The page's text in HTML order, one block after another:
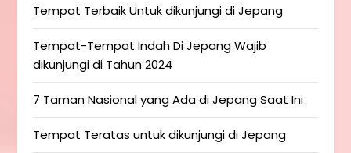
Tempat Terbaik Untuk dikunjungi di Jepang
Tempat-Tempat Indah Di Jepang Wajib
dikunjungi di Tahun 2024
7 Taman Nasional yang Ada di Jepang Saat Ini
Tempat Teratas untuk dikunjungi di Jepang